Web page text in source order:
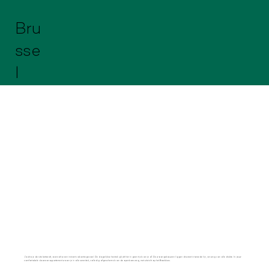
Bru
sse
l
Zodra je de site betreedt, overvalt je een instant vakantiegevoel. De dagelijkse hectiek glijdt hier in geen tijd van je af. De woongebouwen liggen discreet in tweede lijn, ver weg van alle drukte. In jouw
comfortabele doorzonappartement woon je in alle sereniteit, volledig afgeschermd van de openbare weg, met uitzicht op het Broekbos.